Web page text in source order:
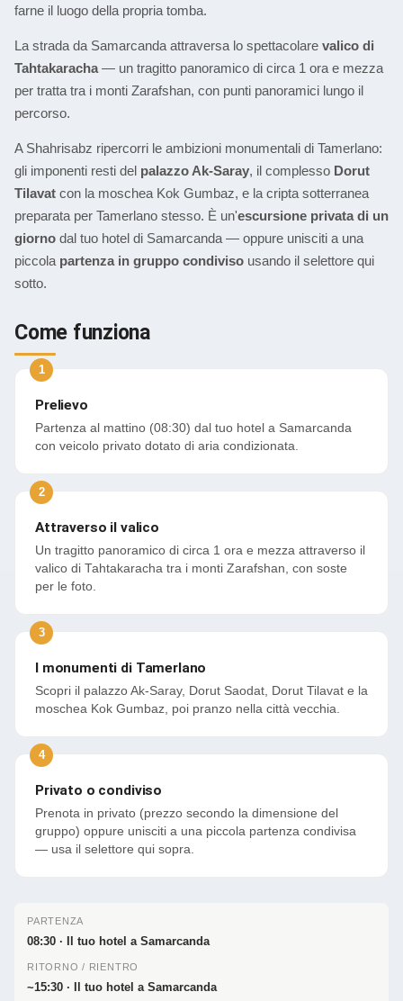
farne il luogo della propria tomba.
La strada da Samarcanda attraversa lo spettacolare valico di
Tahtakaracha— un tragitto panoramico di circa 1 ora e mezza
per tratta tra i monti Zarafshan, con punti panoramici lungo il
percorso.
A Shahrisabz ripercorri le ambizioni monumentali di Tamerlano:
gli imponenti resti del palazzo Ak-Saray, il complesso Dorut
Tilavat con la moschea Kok Gumbaz, e la cripta sotterranea
preparata per Tamerlano stesso. È un'escursione privata di un
giorno dal tuo hotel di Samarcanda — oppure unisciti a una
piccola partenza in gruppo condiviso usando il selettore qui
sotto.
Come funziona
Prelievo
Partenza al mattino (08:30) dal tuo hotel a Samarcanda
con veicolo privato dotato di aria condizionata.
Attraverso il valico
Un tragitto panoramico di circa 1 ora e mezza attraverso il
valico di Tahtakaracha tra i monti Zarafshan, con soste
per le foto.
I monumenti di Tamerlano
Scopri il palazzo Ak-Saray, Dorut Saodat, Dorut Tilavat e la
moschea Kok Gumbaz, poi pranzo nella città vecchia.
Privato o condiviso
Prenota in privato (prezzo secondo la dimensione del
gruppo) oppure unisciti a una piccola partenza condivisa
— usa il selettore qui sopra.
PARTENZA
08:30 · Il tuo hotel a Samarcanda
RITORNO / RIENTRO
~15:30 · Il tuo hotel a Samarcanda